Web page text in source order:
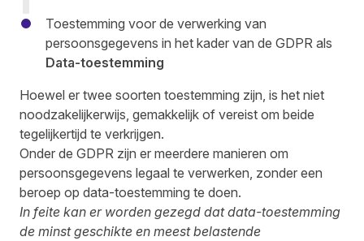
Toestemming voor de verwerking van
persoonsgegevens in het kader van de GDPR als
Data-toestemming
Hoewel er twee soorten toestemming zijn, is het niet
noodzakelijkerwijs, gemakkelijk of vereist om beide
tegelijkertijd te verkrijgen.
Onder de GDPR zijn er meerdere manieren om
persoonsgegevens legaal te verwerken, zonder een
beroep op data-toestemming te doen.
In feite kan er worden gezegd dat data-toestemming
de minst geschikte en meest belastende